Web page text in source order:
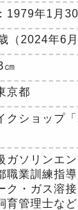
1979年1月30
（2024年6月
㎝
京都
クショップ「
ガソリンエ
職業訓練指
ク・ガス溶
育管理士など